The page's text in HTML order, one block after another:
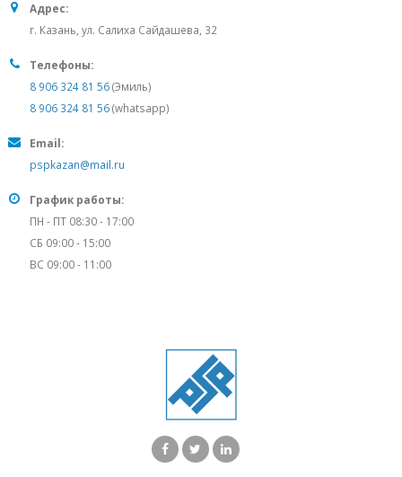
Адрес:
г. Казань, ул. Салиха Сайдашева, 32
Телефоны:
8 906 324 81 56(Эмиль)
8 906 324 81 56(whatsapp)
Email:
pspkazan@mail.ru
График работы:
ПН - ПТ 08:30 - 17:00
СБ 09:00 - 15:00
ВС 09:00 - 11:00